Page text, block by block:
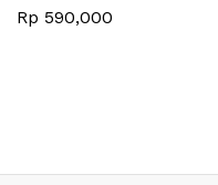
Rp 590,000